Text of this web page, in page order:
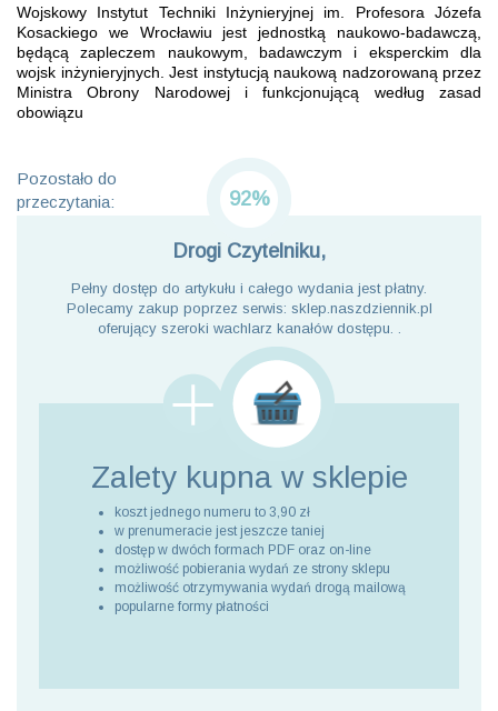
Wojskowy Instytut Techniki Inżynieryjnej im. Profesora Józefa
Kosackiego we Wrocławiu jest jednostką naukowo-badawczą,
będącą zapleczem naukowym, badawczym i eksperckim dla
wojsk inżynieryjnych. Jest instytucją naukową nadzorowaną przez
Ministra Obrony Narodowej i funkcjonującą według zasad
obowiązu
Pozostało do
przeczytania:
92%
Drogi Czytelniku,
Pełny dostęp do artykułu i całego wydania jest płatny.
Polecamy zakup poprzez serwis: sklep.naszdziennik.pl
oferujący szeroki wachlarz kanałów dostępu. .
Zalety kupna w sklepie
koszt jednego numeru to 3,90 zł
w prenumeracie jest jeszcze taniej
dostęp w dwóch formach PDF oraz on-line
możliwość pobierania wydań ze strony sklepu
możliwość otrzymywania wydań drogą mailową
popularne formy płatności